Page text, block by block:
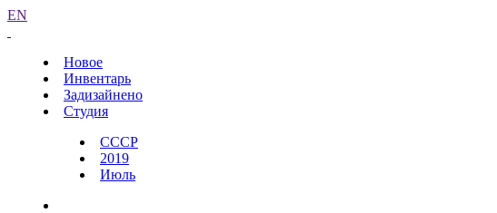
EN
Новое
Инвентарь
Задизайнено
Студия
СССР
2019
Июль